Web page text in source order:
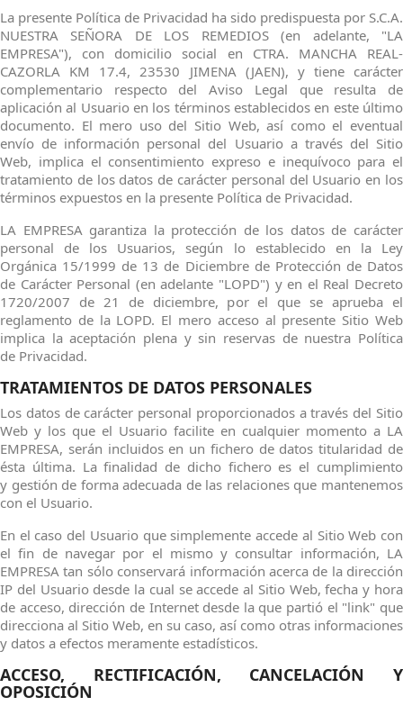
La presente Política de Privacidad ha sido predispuesta por S.C.A.
NUESTRA SEÑORA DE LOS REMEDIOS (en adelante, "LA
EMPRESA"), con domicilio social en CTRA. MANCHA REAL-
CAZORLA KM 17.4, 23530 JIMENA (JAEN), y tiene carácter
complementario respecto del Aviso Legal que resulta de
aplicación al Usuario en los términos establecidos en este último
documento. El mero uso del Sitio Web, así como el eventual
envío de información personal del Usuario a través del Sitio
Web, implica el consentimiento expreso e inequívoco para el
tratamiento de los datos de carácter personal del Usuario en los
términos expuestos en la presente Política de Privacidad.
LA EMPRESA garantiza la protección de los datos de carácter
personal de los Usuarios, según lo establecido en la Ley
Orgánica 15/1999 de 13 de Diciembre de Protección de Datos
de Carácter Personal (en adelante "LOPD") y en el Real Decreto
1720/2007 de 21 de diciembre, por el que se aprueba el
reglamento de la LOPD. El mero acceso al presente Sitio Web
implica la aceptación plena y sin reservas de nuestra Política
de Privacidad.
TRATAMIENTOS DE DATOS PERSONALES
Los datos de carácter personal proporcionados a través del Sitio
Web y los que el Usuario facilite en cualquier momento a LA
EMPRESA, serán incluidos en un fichero de datos titularidad de
ésta última. La finalidad de dicho fichero es el cumplimiento
y gestión de forma adecuada de las relaciones que mantenemos
con el Usuario.
En el caso del Usuario que simplemente accede al Sitio Web con
el fin de navegar por el mismo y consultar información, LA
EMPRESA tan sólo conservará información acerca de la dirección
IP del Usuario desde la cual se accede al Sitio Web, fecha y hora
de acceso, dirección de Internet desde la que partió el "link" que
direcciona al Sitio Web, en su caso, así como otras informaciones
y datos a efectos meramente estadísticos.
ACCESO, RECTIFICACIÓN, CANCELACIÓN Y
OPOSICIÓN